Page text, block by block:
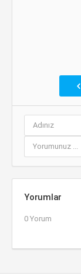
Yorumlar
0 Yorum